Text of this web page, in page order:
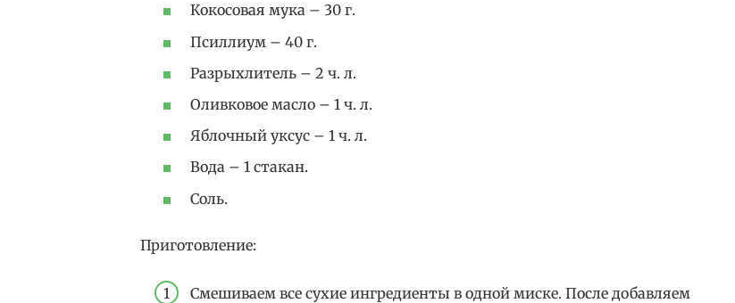
Кокосовая мука – 30 г.
Псиллиум – 40 г.
Разрыхлитель – 2 ч. л.
Оливковое масло – 1 ч. л.
Яблочный уксус – 1 ч. л.
Вода – 1 стакан.
Соль.
Приготовление:
Смешиваем все сухие ингредиенты в одной миске. После добавляем